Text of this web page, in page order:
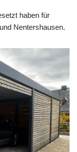
haben für
Nentershausen.